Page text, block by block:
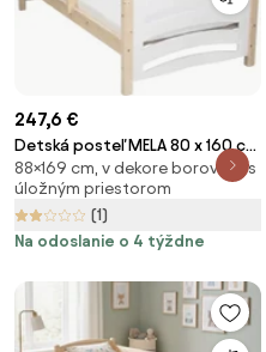
247,6 €
Detská posteľ MELA 80 x 160 cm
biela/borovica Rošt: S
lamelovým roštom, Matrac:
Matrac COCO 10 cm
88×169 cm, v dekore borovica, s
úložným priestorom
(1)
Na odoslanie o 4 týždne